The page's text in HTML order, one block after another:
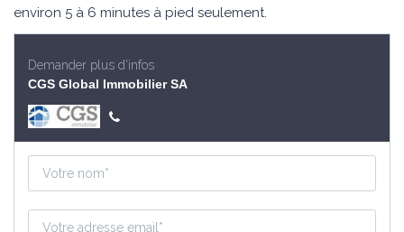
environ 5 à 6 minutes à pied seulement.
Demander plus d'infos
CGS Global Immobilier SA